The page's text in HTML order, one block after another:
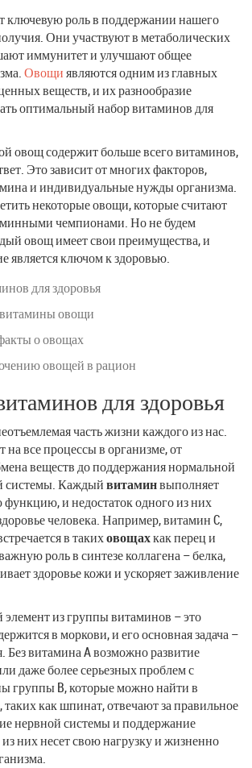
роль в поддержании нашего
Они участвуют в метаболических
иммунитет и улучшают общее
Овощиявляются одним из главных
веществ, и их разнообразие
оптимальный набор витаминов для
овощ содержит больше всего витаминов,
Это зависит от многих факторов,
и индивидуальные нужды организма.
некоторые овощи, которые считают
чемпионами. Но не будем
овощ имеет свои преимущества, и
является ключом к здоровью.
для здоровья
овощи
о овощах
овощей в рацион
для здоровья
часть жизни каждого из нас.
все процессы в организме, от
веществ до поддержания нормальной
системы. Каждыйвитаминвыполняет
и недостаток одного из них
человека. Например, витамин C,
в такиховощахкак перец и
роль в синтезе коллагена – белка,
здоровье кожи и ускоряет заживление
из группы витаминов – это
в моркови, и его основная задача –
Без витамина A возможно развитие
даже более серьезных проблем с
группы B, которые можно найти в
как шпинат, отвечают за правильное
нервной системы и поддержание
них несет свою нагрузку и жизненно